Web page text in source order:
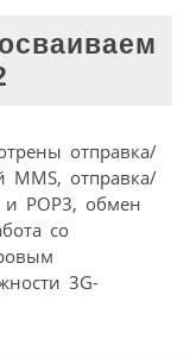
отправка/
отправка/
и POP3, обмен
со
3G-